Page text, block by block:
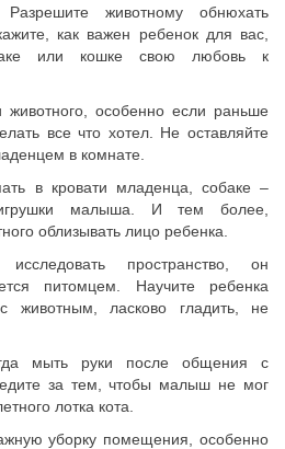
животному обнюхать
как важен ребенок для вас,
или кошке свою любовь к
животного, особенно если раньше
все что хотел. Не оставляйте
в комнате.
в кровати младенца, собаке –
малыша. И тем более,
облизывать лицо ребенка.
пространство, он
питомцем. Научите ребенка
животным, ласково гладить, не
мыть руки после общения с
за тем, чтобы малыш не мог
лотка кота.
уборку помещения, особенно